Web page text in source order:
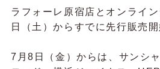
ラフォーレ原宿店とオンライ
日（土）からすでに先行販売
7月8日（金）からは、サンシ